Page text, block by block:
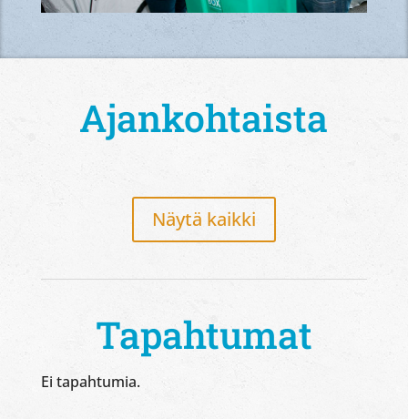
Ajankohtaista
Näytä kaikki
Tapahtumat
Ei tapahtumia.